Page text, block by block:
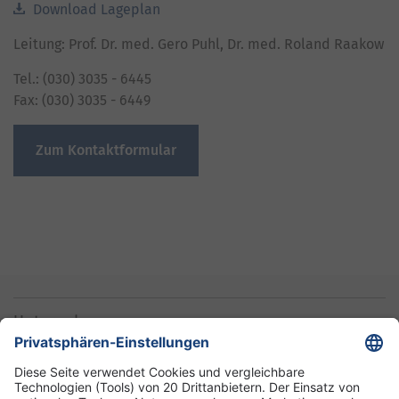
Download Lageplan
Leitung: Prof. Dr. med. Gero Puhl, Dr. med. Roland Raakow
Tel.: (030) 3035 - 6445
Fax: (030) 3035 - 6449
Zum Kontaktformular
Unternehmen
Informationen